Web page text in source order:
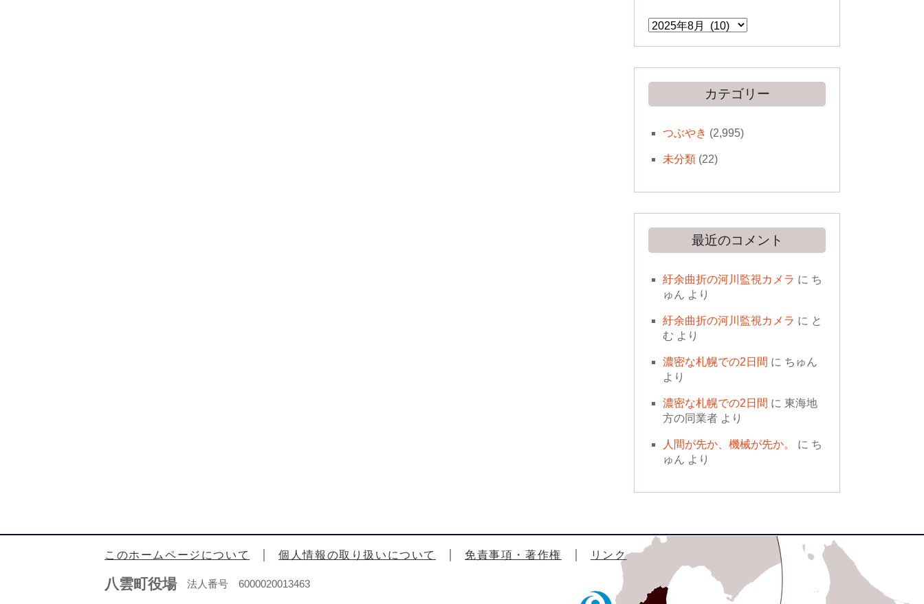
ア
ー
カ
カテゴリー
つぶやき (2,995)
未分類(22)
最近のコメント
紆余曲折の河川監視カメラ に ち
ゅん より
紆余曲折の河川監視カメラ に と
む より
濃密な札幌での2日間 に ちゅん
より
濃密な札幌での2日間 に 東海地
方の同業者より
人間が先か、機械が先か。 に ち
ゅん より
このホームページについて 個人情報の取り扱いについて 免責事項・著作権 リンク
八雲町役場法人番号 6000020013463